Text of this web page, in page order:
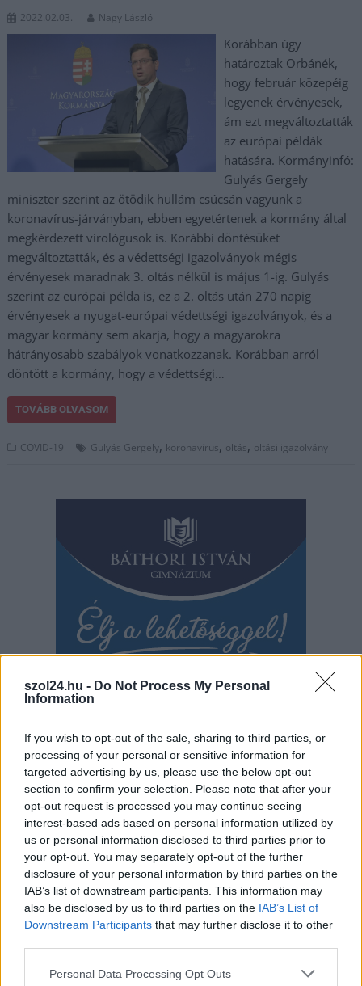
szol24.hu - Do Not Process My Personal
Information
If you wish to opt-out of the sale, sharing to third parties, or
processing of your personal or sensitive information for
targeted advertising by us, please use the below opt-out
section to confirm your selection. Please note that after your
opt-out request is processed you may continue seeing
interest-based ads based on personal information utilized by
us or personal information disclosed to third parties prior to
your opt-out. You may separately opt-out of the further
disclosure of your personal information by third parties on the
IAB’s list of downstream participants. This information may
also be disclosed by us to third parties on the IAB’s List of
Downstream Participants that may further disclose it to other
Please note that this website/app uses one or more Google
Personal Data Processing Opt Outs
2022.02.03. Nagy László
Korábban úgy
határoztak Orbánék,
hogy február közepéig
legyenek érvényesek,
ám ezt megváltoztatták
az európai példák
hatására. Kormányinfó:
Gulyás Gergely
miniszter szerint az ötödik hullám csúcsán vagyunk a
koronavírus-járványban, ebben egyetértenek a kormány által
megkérdezett virológusok is. Korábbi döntésüket
megváltoztatták, és a védettségi igazolványok mégis
érvényesek maradnak 3. oltás nélkül is május 1-ig. Gulyás
szerint az európai példa is, ez a 2. oltás után 270 napig
érvényesek a nyugat-európai védettségi igazolványok, és a
magyar kormány sem akarja, hogy a magyarokra
hátrányosabb szabályok vonatkozzanak. Korábban arról
döntött a kormány, hogy a védettségi…
TOVÁBB OLVASOM
COVID-19 Gulyás Gergely, koronavírus, oltás, oltási igazolvány
Hírlevél feliratkozás
Adja meg keresztnevét:
Adja
meg e-mail címét:
Megismertem és elfogadom a GDPR-szabályzatot
Nem szeretne lemaradni semmiről? Csak egy kattintás, és hírlevelünk a
legfrissebb információkkal és exkluzív tartalmakkal hétről hétre
postaládájába érkezik!